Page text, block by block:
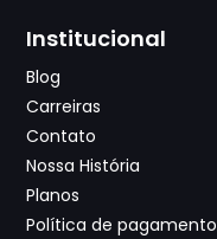
Institucional
Blog
Carreiras
Contato
Nossa História
Planos
Política de pagamento